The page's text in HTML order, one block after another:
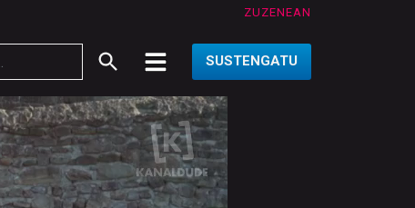
ZUZENEAN
SUSTENGATU